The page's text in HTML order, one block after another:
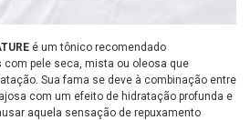
é um tônico recomendado
com pele seca, mista ou oleosa que
Sua fama se deve à combinação entre
com um efeito de hidratação profunda e
aquela sensação de repuxamento